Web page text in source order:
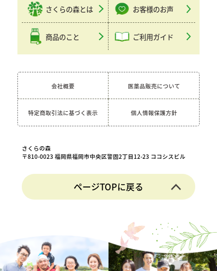
さくらの森とは お客様のお声
商品のこと ご利用ガイド
会社概要 医薬品販売について
特定商取引法に基づく表示 個人情報保護方針
さくらの森
〒810-0023 福岡県福岡市中央区警固2丁目12-23 ココシスビル
ページTOPに戻る